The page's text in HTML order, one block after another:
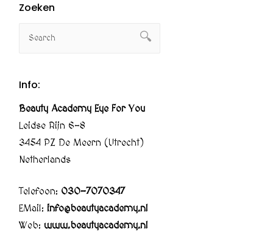
Zoeken
Info:
Beauty Academy Eye For You
Leidse Rijn 6-8
3454 PZ De Meern (Utrecht)
Netherlands
Telefoon: 030-7070347
EMail: info@beautyacademy.nl
Web: www.beautyacademy.nl